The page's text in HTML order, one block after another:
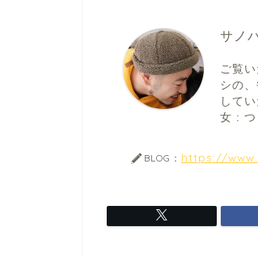
サノ
ご覧
シの
して
女 : つ
BLOG： https://